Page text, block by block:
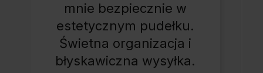
mnie bezpiecznie w
estetycznym pudełku.
Świetna organizacja i
błyskawiczna wysyłka.